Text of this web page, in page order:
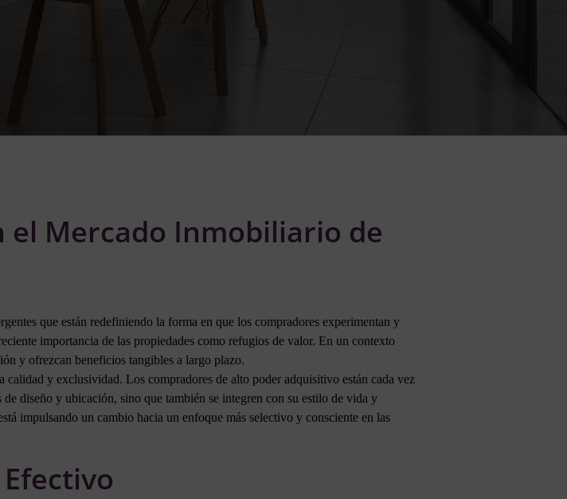
el Mercado Inmobiliario de
que están redefiniendo la forma en que los compradores experimentan y
importancia de las propiedades como refugios de valor. En un contexto
y ofrezcan beneficios tangibles a largo plazo.
y exclusividad. Los compradores de alto poder adquisitivo están cada vez
diseño y ubicación, sino que también se integren con su estilo de vida y
impulsando un cambio hacia un enfoque más selectivo y consciente en las